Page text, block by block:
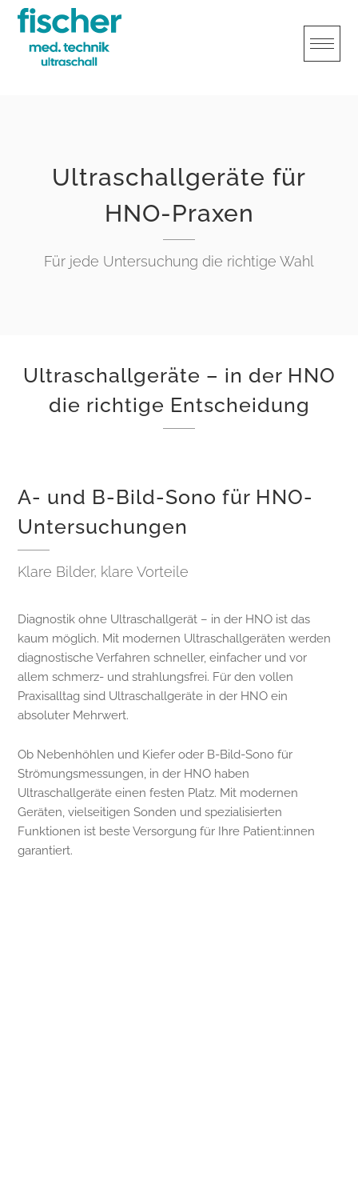
Skip
content
Ultraschallgeräte für
HNO-Praxen
Für jede Untersuchung die richtige Wahl
Ultraschallgeräte – in der HNO
die richtige Entscheidung
A- und B-Bild-Sono für HNO-
Untersuchungen
Klare Bilder, klare Vorteile
Diagnostik ohne Ultraschallgerät – in der HNO ist das
kaum möglich. Mit modernen Ultraschallgeräten werden
diagnostische Verfahren schneller, einfacher und vor
allem schmerz- und strahlungsfrei. Für den vollen
Praxisalltag sind Ultraschallgeräte in der HNO ein
absoluter Mehrwert.
Ob Nebenhöhlen und Kiefer oder B-Bild-Sono für
Strömungsmessungen, in der HNO haben
Ultraschallgeräte einen festen Platz. Mit modernen
Geräten, vielseitigen Sonden und spezialisierten
Funktionen ist beste Versorgung für Ihre Patient:innen
garantiert.